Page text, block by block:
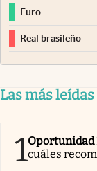
Euro
Real brasileño
Las más
1Oportunidad
cuáles